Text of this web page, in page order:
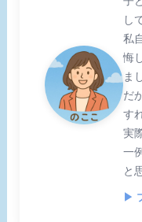
し
私
悔
ま
だ
す
実
一
と
▶